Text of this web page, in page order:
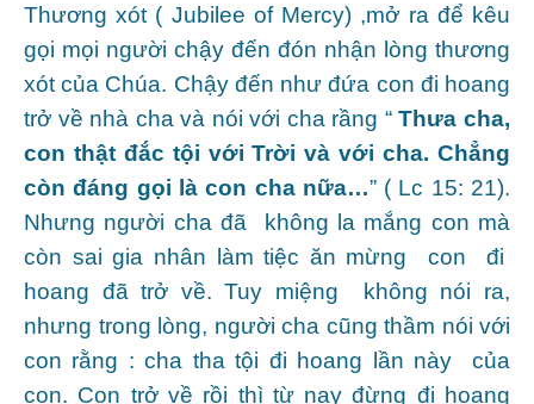
Thương xót ( Jubilee of Mercy) ,mở ra để kêu
gọi mọi người chậy đến đón nhận lòng thương
xót của Chúa. Chậy đến như đứa con đi hoang
trở về nhà cha và nói với cha rầng “Thưa cha,
con thật đắc tội với Trời và với cha. Chẳng
còn đáng gọi là con cha nữa…” ( Lc 15: 21).
Nhưng người cha đã không la mắng con mà
còn sai gia nhân làm tiệc ăn mừng con đi
hoang đã trở về. Tuy miệng không nói ra,
nhưng trong lòng, người cha cũng thầm nói với
con rằng : cha tha tội đi hoang lần này của
con. Con trở về rồi thì từ nay đừng đi hoang